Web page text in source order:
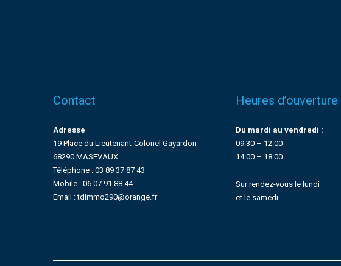
Contact
Adresse
19 Place du Lieutenant-Colonel Gayardon
68290 MASEVAUX
Téléphone : 03 89 37 87 43
Mobile : 06 07 91 88 44
Email : tdimmo290@orange.fr
Heures d’ouverture
Du mardi au vendredi :
09:30 – 12:00
14:00 – 18:00
Sur rendez-vous le lundi
et le samedi